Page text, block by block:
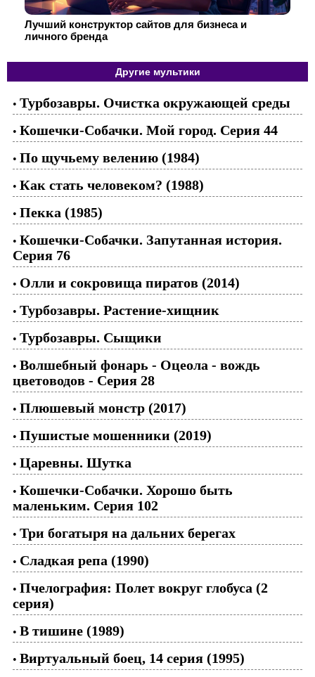
Лучший конструктор сайтов для бизнеса и
личного бренда
Другие мультики
• Турбозавры. Очистка окружающей среды
• Кошечки-Собачки. Мой город. Серия 44
• По щучьему велению (1984)
• Как стать человеком? (1988)
• Пекка (1985)
• Кошечки-Собачки. Запутанная история.
Серия 76
• Олли и сокровища пиратов (2014)
• Турбозавры. Растение-хищник
• Турбозавры. Сыщики
• Волшебный фонарь - Оцеола - вождь
цветоводов - Серия 28
• Плюшевый монстр (2017)
• Пушистые мошенники (2019)
• Царевны. Шутка
• Кошечки-Собачки. Хорошо быть
маленьким. Серия 102
• Три богатыря на дальних берегах
• Сладкая репа (1990)
• Пчелография: Полет вокруг глобуса (2
серия)
• В тишине (1989)
• Виртуальный боец, 14 серия (1995)